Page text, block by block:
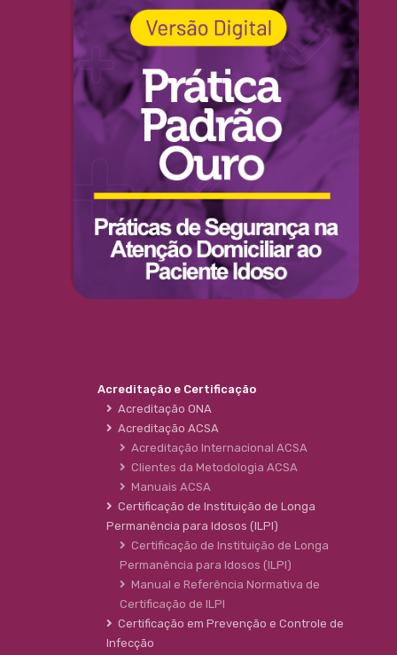
Acreditação e Certificação
Acreditação ONA
Acreditação ACSA
Acreditação Internacional ACSA
Clientes da Metodologia ACSA
Manuais ACSA
Certificação de Instituição de Longa
Permanência para Idosos (ILPI)
Certificação de Instituição de Longa
Permanência para Idosos (ILPI)
Manual e Referência Normativa de
Certificação de ILPI
Certificação em Prevenção e Controle de
Infecção